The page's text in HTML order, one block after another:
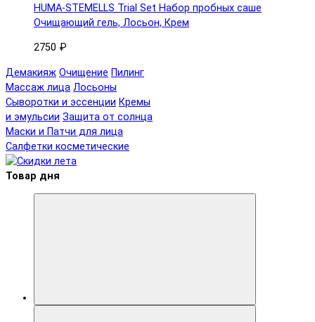
HUMA-STEMELLS Trial Set Набор пробных саше
Очищающий гель, Лосьон, Крем
2750 ₽
Демакияж Очищение Пилинг
Массаж лица Лосьоны
Сыворотки и эссенции Кремы
и эмульсии Защита от солнца
Маски и Патчи для лица
Салфетки косметические
Товар дня